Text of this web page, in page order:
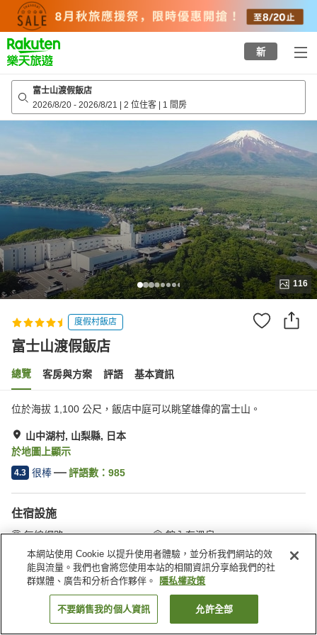
top
page
新
富士山渡假飯店
2026/8/20 - 2026/8/21 | 2 位住客 | 1 間房
116
度假村飯店
富士山渡假飯店
總覽 客房與方案 評語 基本資訊
位於海拔 1,100 公尺，飯店中庭可以眺望雄偉的富士山。
山中湖村, 山梨縣, 日本
於地圖上顯示
4.3 很棒 評語數： 985
住宿設施
無線網路
館內有溫泉
按摩浴缸
三溫暖
首頁 日本 山梨縣 山中湖村 富士山渡假飯店
找客房
本網站使用 Cookie 以提升使用者體驗，並分析我們網站的效
能與流量。我們也會將您使用本站的相關資訊分享給我們的社
群媒體、廣告和分析合作夥伴。
隱私權政策
不要銷售我的個人資訊 允許全部